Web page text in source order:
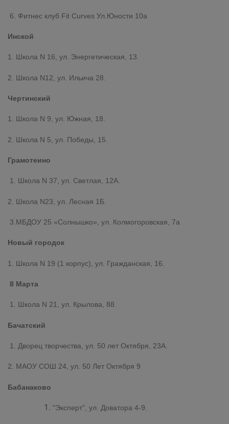
6. Фитнес клуб Fit Curves Ул.Юности 10а
Инской
1. Школа N 16, ул. Энергетическая, 13.
2. Школа N12, ул. Ильича 28.
Чертинский
1. Школа N 9, ул. Южная, 18.
2. Школа N 5, ул. Победы, 15.
Грамотеино
1. Школа N 37, ул. Светлая, 12А.
2. Школа N23, ул. Лесная 1Б.
3.МБДОУ 25 «Солнышко», ул. Колмогоровская, 7а
Новый городок
1. Школа N 19 (1 корпус), ул. Гражданская, 16.
8 Марта
1. Школа N 21, ул. Крылова, 88.
Бачатский
1. Дворец творчества, ул. 50 лет Октября, 23А.
2. МАОУ СОШ 24, ул. 50 Лет Октября 9
Бабанаково
"Эксперт", ул. Доватора 4-9.